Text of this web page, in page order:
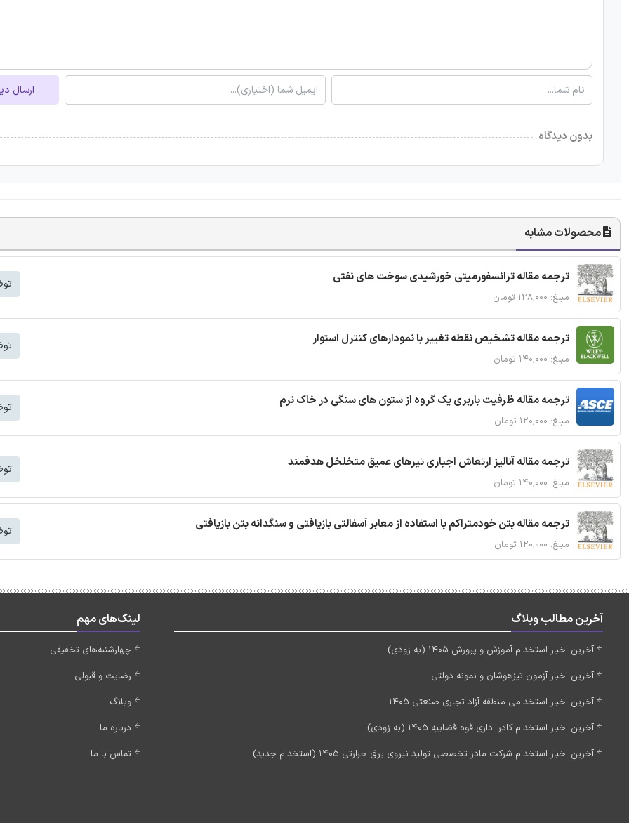
ارسال
بدون دیدگاه
محصولات مشابه
ترجمه مقاله ترانسفورمیتی خورشیدی سوخت های نفتی
مبلغ: ۱۲۸,۰۰۰ تومان
ترجمه مقاله تشخیص نقطه تغییر با نمودارهای کنترل استوار
مبلغ: ۱۴۰,۰۰۰ تومان
ترجمه مقاله ظرفیت باربری یک گروه از ستون های سنگی در خاک نرم
مبلغ: ۱۲۰,۰۰۰ تومان
ترجمه مقاله آنالیز ارتعاش اجباری تیرهای عمیق متخلخل هدفمند
مبلغ: ۱۴۰,۰۰۰ تومان
ترجمه مقاله بتن خودمتراکم با استفاده از معابر آسفالتی بازیافتی و سنگدانه بتن بازیافتی
مبلغ: ۱۲۰,۰۰۰ تومان
آخرین مطالب وبلاگ
آخرین اخبار استخدام آموزش و پرورش 1405 (به زودی)
آخرین اخبار آزمون تیزهوشان و نمونه دولتی
آخرین اخبار استخدامی منطقه آزاد تجاری صنعتی 1405
آخرین اخبار استخدام کادر اداری قوه قضاییه 1405 (به زودی)
آخرین اخبار استخدام شرکت مادر تخصصی تولید نیروی برق حرارتی 1405 (استخدام جدید)
لینک‌های مهم
چهارشنبه‌های تخفیفی
رضایت و قبولی
وبلاگ
درباره ما
تماس با ما